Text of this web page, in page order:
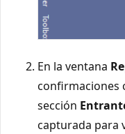
En la ventana
confirmaciones
sección
capturada para